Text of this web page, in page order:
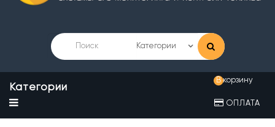
Категории
ОПЛАТА
В корзину